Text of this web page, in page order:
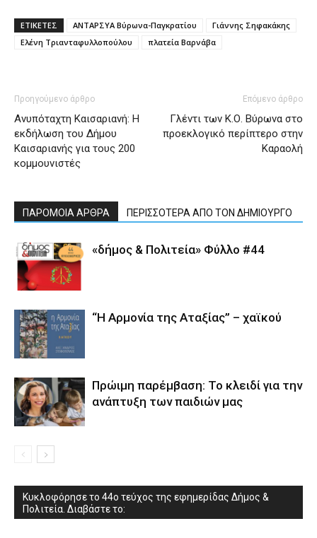
ΕΤΙΚΕΤΕΣ ΑΝΤΑΡΣΥΑ Βύρωνα-Παγκρατίου
Γιάννης Σηφακάκης
Ελένη Τριανταφυλλοπούλου
πλατεία Βαρνάβα
Προηγούμενο άρθρο
Ανυπόταχτη Καισαριανή: Η
εκδήλωση του Δήμου
Καισαριανής για τους 200
κομμουνιστές
Επόμενο άρθρο
Γλέντι των Κ.Ο. Βύρωνα στο
προεκλογικό περίπτερο στην
Καραολή
ΠΑΡΟΜΟΙΑ ΑΡΘΡΑ ΠΕΡΙΣΣΟΤΕΡΑ ΑΠΟ ΤΟΝ ΔΗΜΙΟΥΡΓΟ
«δήμος & Πολιτεία» Φύλλο #44
“Η Αρμονία της Αταξίας” – χαϊκού
Πρώιμη παρέμβαση: Το κλειδί για την
ανάπτυξη των παιδιών µας
Κυκλοφόρησε το 44ο τεύχος της εφημερίδας Δήμος &
Πολιτεία. Διαβάστε το: